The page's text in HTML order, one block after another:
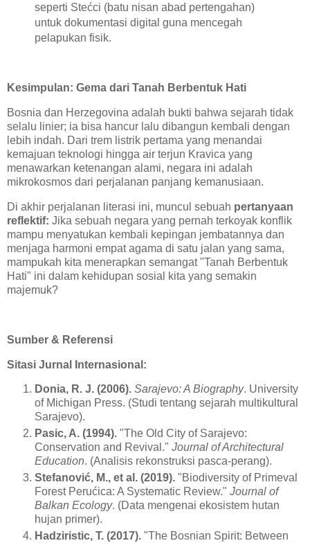
seperti Stećci (batu nisan abad pertengahan)
untuk dokumentasi digital guna mencegah
pelapukan fisik.
Kesimpulan: Gema dari Tanah Berbentuk Hati
Bosnia dan Herzegovina adalah bukti bahwa sejarah tidak
selalu linier; ia bisa hancur lalu dibangun kembali dengan
lebih indah. Dari trem listrik pertama yang menandai
kemajuan teknologi hingga air terjun Kravica yang
menawarkan ketenangan alami, negara ini adalah
mikrokosmos dari perjalanan panjang kemanusiaan.
Di akhir perjalanan literasi ini, muncul sebuah pertanyaan
reflektif: Jika sebuah negara yang pernah terkoyak konflik
mampu menyatukan kembali kepingan jembatannya dan
menjaga harmoni empat agama di satu jalan yang sama,
mampukah kita menerapkan semangat "Tanah Berbentuk
Hati" ini dalam kehidupan sosial kita yang semakin
majemuk?
Sumber & Referensi
Sitasi Jurnal Internasional:
Donia, R. J. (2006). Sarajevo: A Biography. University
of Michigan Press. (Studi tentang sejarah multikultural
Sarajevo).
Pasic, A. (1994). "The Old City of Sarajevo:
Conservation and Revival." Journal of Architectural
Education. (Analisis rekonstruksi pasca-perang).
Stefanović, M., et al. (2019). "Biodiversity of Primeval
Forest Perućica: A Systematic Review." Journal of
Balkan Ecology. (Data mengenai ekosistem hutan
hujan primer).
Hadziristic, T. (2017). "The Bosnian Spirit: Between